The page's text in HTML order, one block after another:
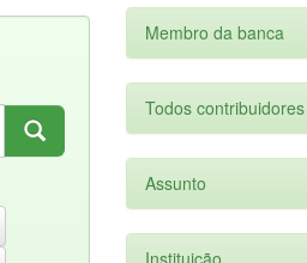
Membro da banca
Todos contribuidores
Assunto
Instituição